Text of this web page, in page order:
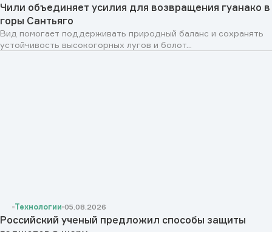
Чили объединяет усилия для возвращения гуанако в
горы Сантьяго
Вид помогает поддерживать природный баланс и сохранять
устойчивость высокогорных лугов и болот...
Технологии 05.08.2026
Российский ученый предложил способы защиты